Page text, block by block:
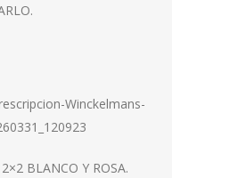
BLANCO Y ROSA.